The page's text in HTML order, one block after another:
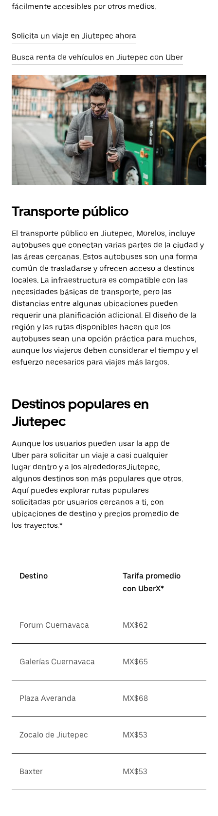
fácilmente accesibles por otros medios.
Solicita un viaje en Jiutepec ahora
Busca renta de vehículos en Jiutepec con Uber
Transporte público
El transporte público en Jiutepec, Morelos, incluye
autobuses que conectan varias partes de la ciudad y
las áreas cercanas. Estos autobuses son una forma
común de trasladarse y ofrecen acceso a destinos
locales. La infraestructura es compatible con las
necesidades básicas de transporte, pero las
distancias entre algunas ubicaciones pueden
requerir una planificación adicional. El diseño de la
región y las rutas disponibles hacen que los
autobuses sean una opción práctica para muchos,
aunque los viajeros deben considerar el tiempo y el
esfuerzo necesarios para viajes más largos.
Destinos populares en
Jiutepec
Aunque los usuarios pueden usar la app de
Uber para solicitar un viaje a casi cualquier
lugar dentro y a los alrededoresJiutepec,
algunos destinos son más populares que otros.
Aquí puedes explorar rutas populares
solicitadas por usuarios cercanos a ti, con
ubicaciones de destino y precios promedio de
los trayectos.*
Destino
Tarifa promedio
con UberX*
Forum Cuernavaca MX$62
Galerías Cuernavaca MX$65
Plaza Averanda MX$68
Zocalo de Jiutepec MX$53
Baxter MX$53